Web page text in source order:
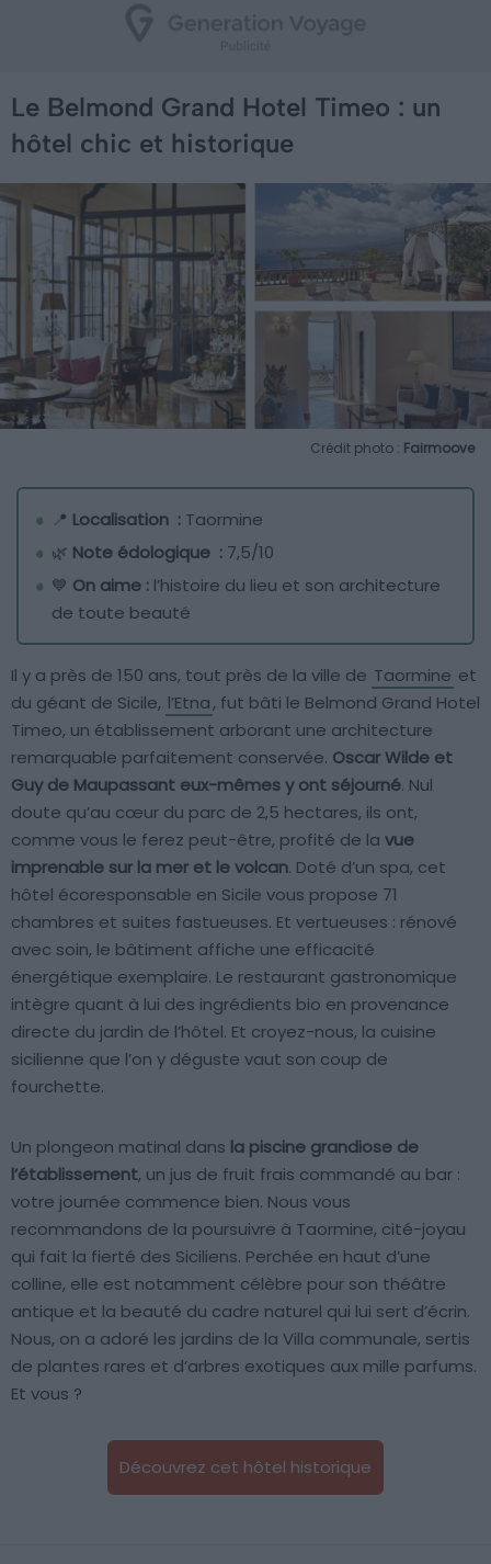
Le Belmond Grand Hotel Timeo : un
hôtel chic et historique
Crédit photo : Fairmoove
📍 Localisation : Taormine
🌿 Note édologique : 7,5/10
💙 On aime : l’histoire du lieu et son architecture
de toute beauté
Il y a près de 150 ans, tout près de la ville de Taormine et
du géant de Sicile, l’Etna, fut bâti le Belmond Grand Hotel
Timeo, un établissement arborant une architecture
remarquable parfaitement conservée. Oscar Wilde et
Guy de Maupassant eux-mêmes y ont séjourné. Nul
doute qu’au cœur du parc de 2,5 hectares, ils ont,
comme vous le ferez peut-être, profité de la vue
imprenable sur la mer et le volcan. Doté d’un spa, cet
hôtel écoresponsable en Sicile vous propose 71
chambres et suites fastueuses. Et vertueuses : rénové
avec soin, le bâtiment affiche une efficacité
énergétique exemplaire. Le restaurant gastronomique
intègre quant à lui des ingrédients bio en provenance
directe du jardin de l’hôtel. Et croyez-nous, la cuisine
sicilienne que l’on y déguste vaut son coup de
fourchette.
Un plongeon matinal dans la piscine grandiose de
l’établissement, un jus de fruit frais commandé au bar :
votre journée commence bien. Nous vous
recommandons de la poursuivre à Taormine, cité-joyau
qui fait la fierté des Siciliens. Perchée en haut d’une
colline, elle est notamment célèbre pour son théâtre
antique et la beauté du cadre naturel qui lui sert d’écrin.
Nous, on a adoré les jardins de la Villa communale, sertis
de plantes rares et d’arbres exotiques aux mille parfums.
Et vous ?
Découvrez cet hôtel historique